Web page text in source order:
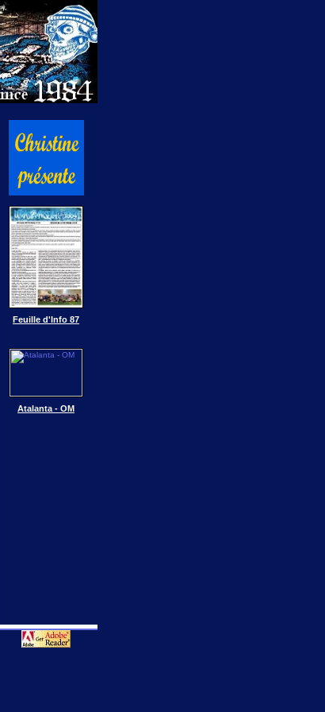
Feuille d'Info 87
Atalanta - OM